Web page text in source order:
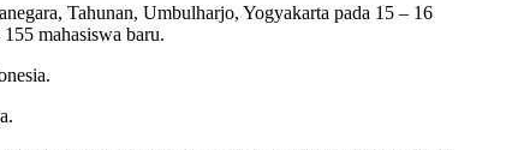
Tahunan, Umbulharjo, Yogyakarta pada 15 – 16
mahasiswa baru.